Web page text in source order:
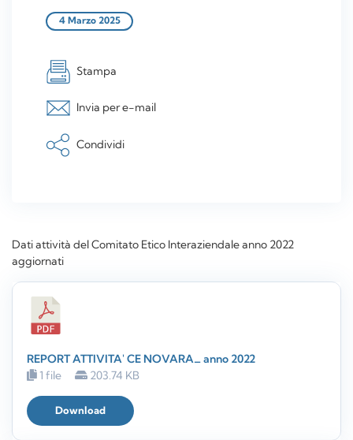
4 Marzo 2025
Stampa
Invia per e-mail
Condividi
Dati attività del Comitato Etico Interaziendale anno 2022
aggiornati
REPORT ATTIVITA' CE NOVARA_ anno 2022
1 file
203.74 KB
Download